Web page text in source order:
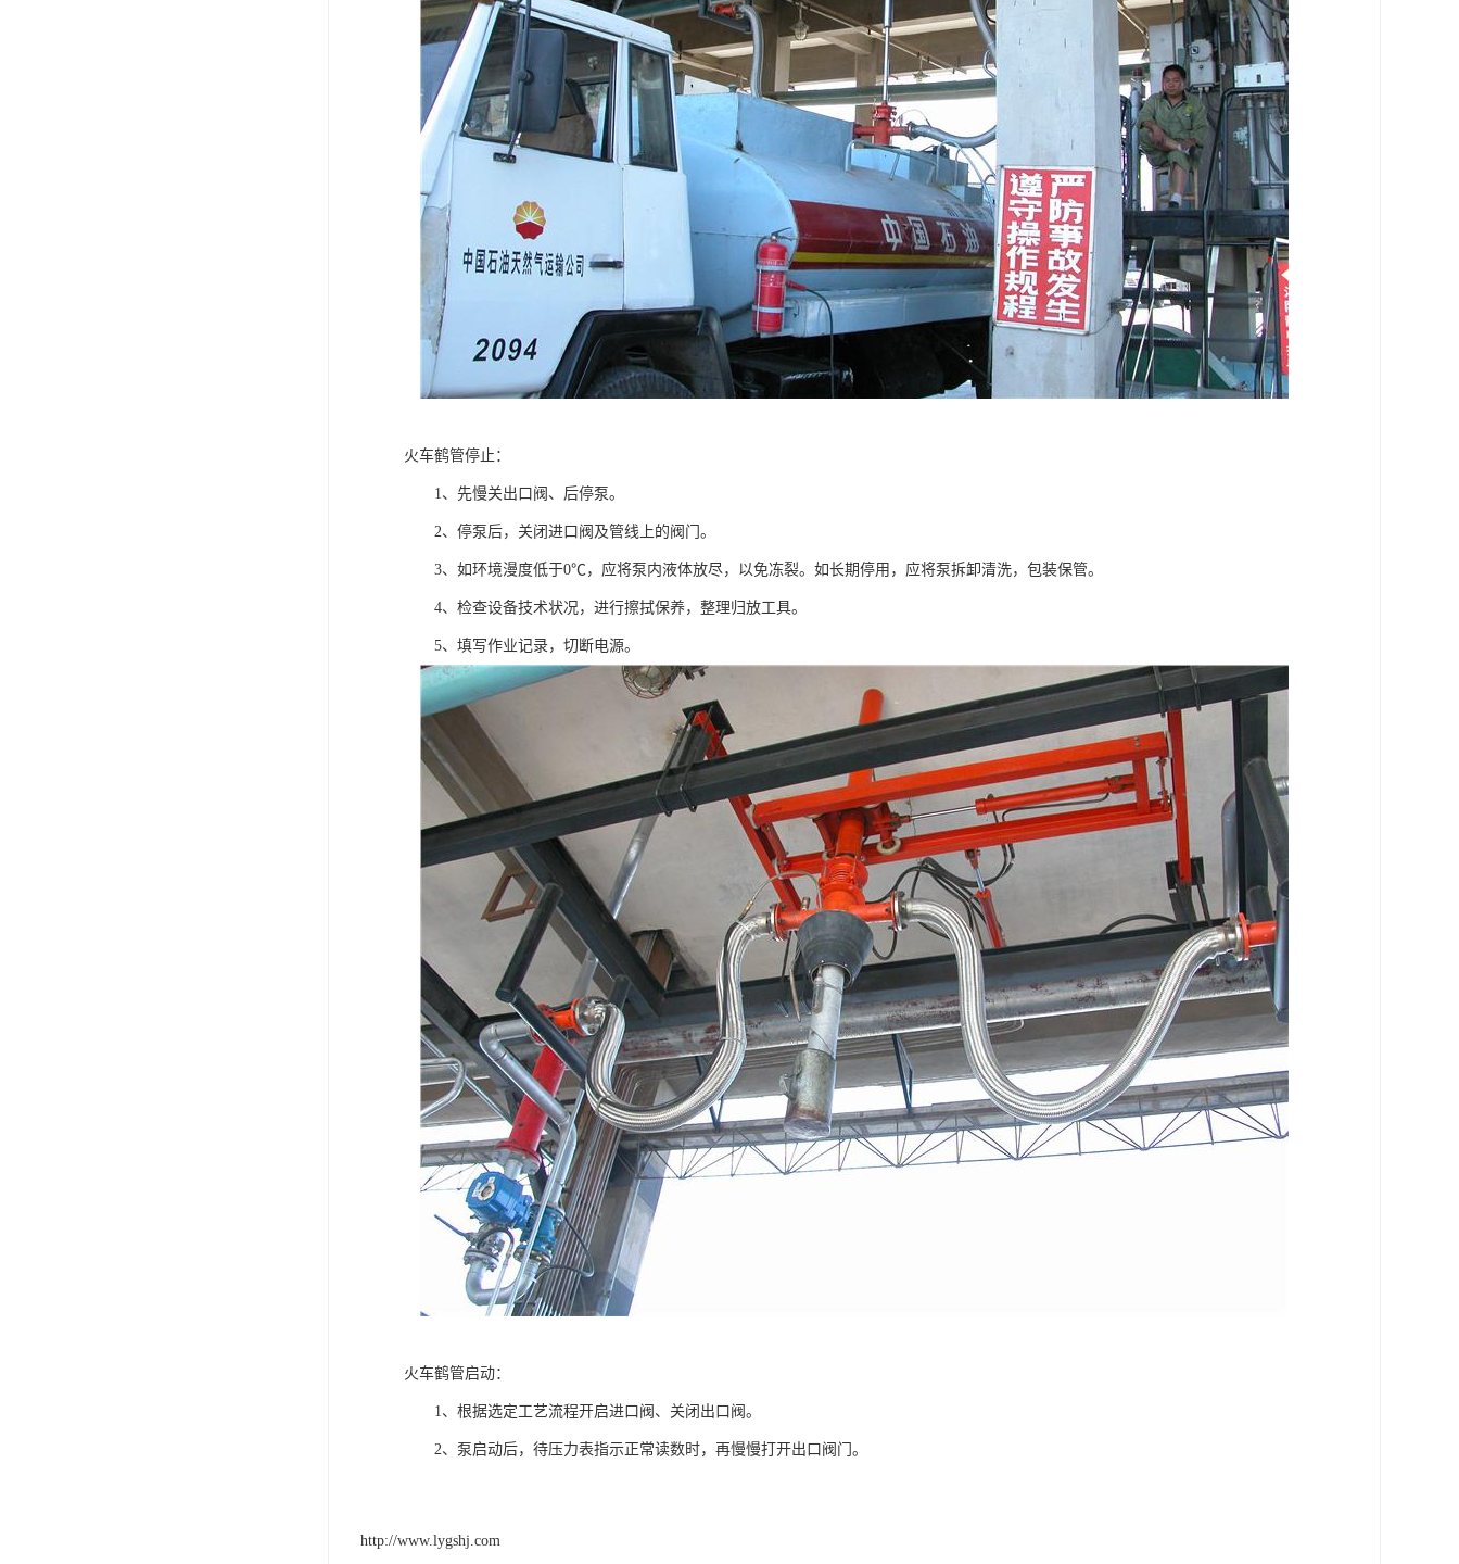
火车鹤管停止：
1、先慢关出口阀、后停泵。
2、停泵后，关闭进口阀及管线上的阀门。
3、如环境漫度低于0℃，应将泵内液体放尽，以免冻裂。如长期停用，应将泵拆卸清洗，包装保管。
4、检查设备技术状况，进行擦拭保养，整理归放工具。
5、填写作业记录，切断电源。
火车鹤管启动：
1、根据选定工艺流程开启进口阀、关闭出口阀。
2、泵启动后，待压力表指示正常读数时，再慢慢打开出口阀门。
http://www.lygshj.com